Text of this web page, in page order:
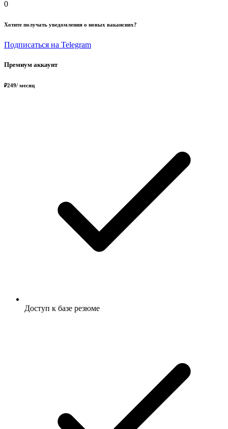
0
Хотите получать уведомления о новых вакансиях?
Подписаться на Telegram
Премиум аккаунт
₽249/ месяц
Доступ к базе резюме